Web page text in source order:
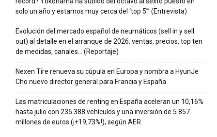
solo un año y estamos muy cerca del ‘top 5’” (Entrevista)
Evolución del mercado español de neumáticos (sell in y sell
out) al detalle en el arranque de 2026: ventas, precios, top ten
de medidas, canales… (Reportaje)
Nexen Tire renueva su cúpula en Europa y nombra a HyunJe
Cho nuevo director general para Francia y España
Las matriculaciones de renting en España aceleran un 10,16%
hasta julio con 235.388 vehículos y una inversión de 5.857
millones de euros (¡+19,73%!), según AER